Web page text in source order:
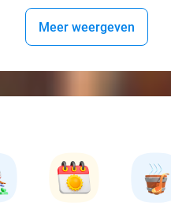
Meer weergeven